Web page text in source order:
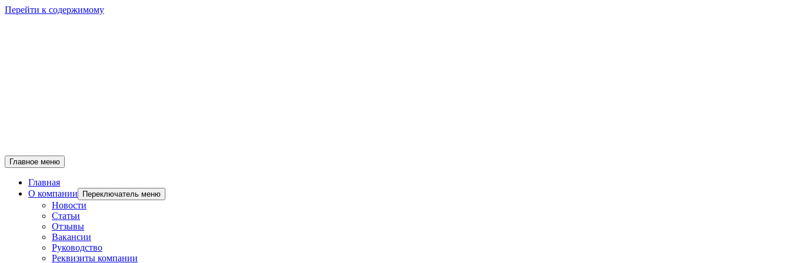
Перейти к содержимому
Главное меню
Главная
О компании
Переключатель меню
Новости
Статьи
Отзывы
Вакансии
Руководство
Реквизиты компании